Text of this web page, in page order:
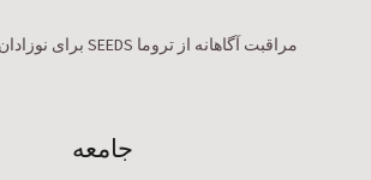
مراقبت آگاهانه از تروما SEEDS برای نوزادان و کودکان نوپا
جامعه